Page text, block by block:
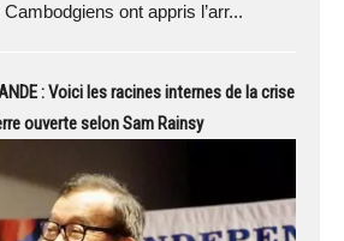
ont appris l’arr...
: Voici les racines internes de la crise
ouverte selon Sam Rainsy